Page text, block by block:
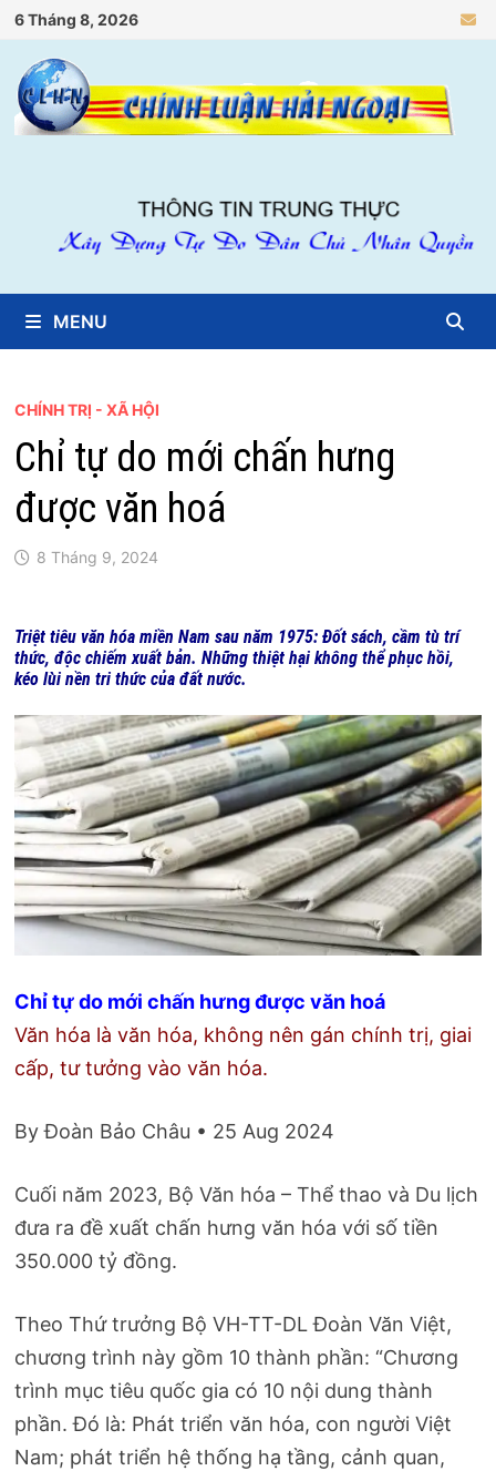
Skip
to
content
6 Tháng 8, 2026
MENU
CHÍNH TRỊ - XÃ HỘI
Chỉ tự do mới chấn hưng
được văn hoá
8 Tháng 9, 2024
Triệt tiêu văn hóa miền Nam sau năm 1975: Đốt sách, cầm tù trí
thức, độc chiếm xuất bản. Những thiệt hại không thể phục hồi,
kéo lùi nền tri thức của đất nước.
Chỉ tự do mới chấn hưng được văn hoá
Văn hóa là văn hóa, không nên gán chính trị, giai
cấp, tư tưởng vào văn hóa.
By Đoàn Bảo Châu • 25 Aug 2024
Cuối năm 2023, Bộ Văn hóa – Thể thao và Du lịch
đưa ra đề xuất chấn hưng văn hóa với số tiền
350.000 tỷ đồng.
Theo Thứ trưởng Bộ VH-TT-DL Đoàn Văn Việt,
chương trình này gồm 10 thành phần: “Chương
trình mục tiêu quốc gia có 10 nội dung thành
phần. Đó là: Phát triển văn hóa, con người Việt
Nam; phát triển hệ thống hạ tầng, cảnh quan,